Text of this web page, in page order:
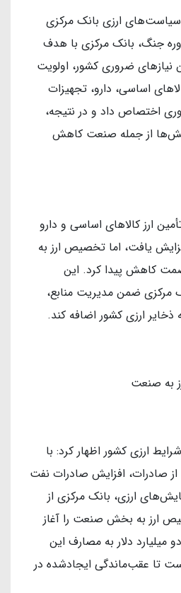
سیاست‌های ارزی بانک مرکزی
جنگ، بانک مرکزی با هدف
نیازهای ضروری کشور، اولویت
اساسی، دارو، تجهیزات
اختصاص داد و در نتیجه،
از جمله صنعت کاهش
ارز کالاهای اساسی و دارو
یافت، اما تخصیص ارز به
کاهش پیدا کرد. این
ضمن مدیریت منابع،
به صنعت
ارزی کشور اظهار کرد: با
صادرات، افزایش صادرات نفت
ارزی، بانک مرکزی از
ارز به بخش صنعت را آغاز
میلیارد دلار به مصارف این
تا عقب‌ماندگی ایجادشده در